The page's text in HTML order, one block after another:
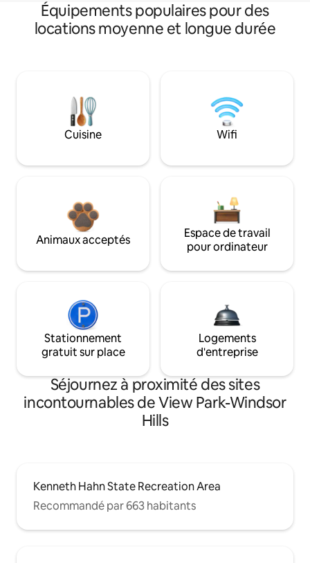
Équipements populaires pour des
locations moyenne et longue durée
Cuisine Wifi
Animaux acceptés
Espace de travail
pour ordinateur
Stationnement
gratuit sur place
Logements
d'entreprise
Séjournez à proximité des sites
incontournables de View Park-Windsor
Hills
Kenneth Hahn State Recreation Area
Recommandé par 663 habitants